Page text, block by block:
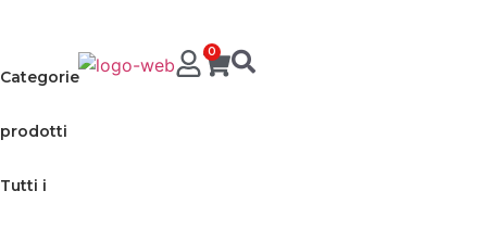
Categorie
prodotti
Tutti i
0